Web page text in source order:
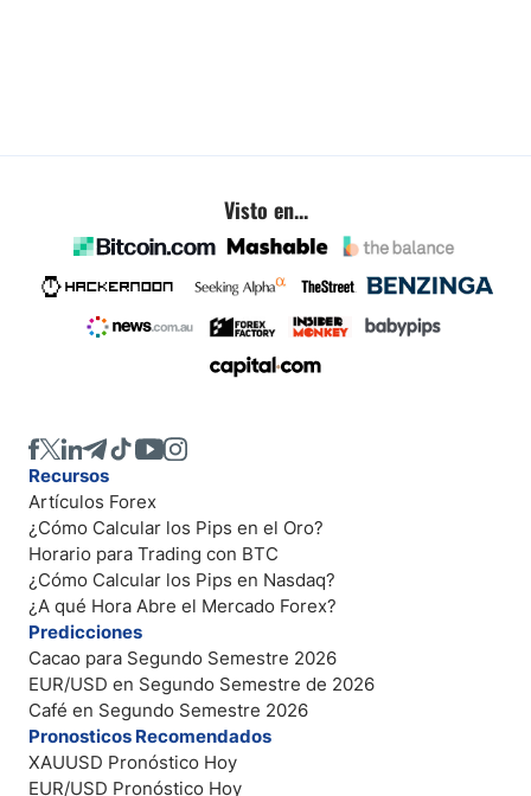
Visto en...
Recursos
Artículos Forex
¿Cómo Calcular los Pips en el Oro?
Horario para Trading con BTC
¿Cómo Calcular los Pips en Nasdaq?
¿A qué Hora Abre el Mercado Forex?
Predicciones
Cacao para Segundo Semestre 2026
EUR/USD en Segundo Semestre de 2026
Café en Segundo Semestre 2026
Pronosticos Recomendados
XAUUSD Pronóstico Hoy
EUR/USD Pronóstico Hoy